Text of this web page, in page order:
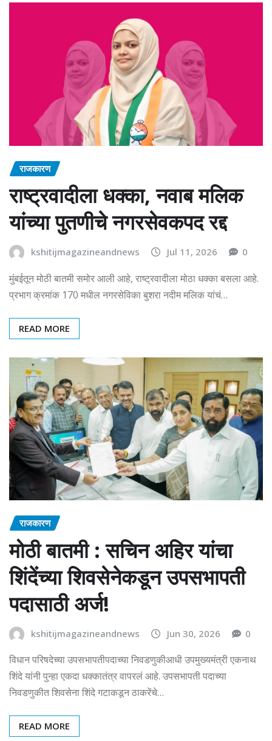
राजकारण
राष्ट्रवादीला धक्का, नवाब मलिक
यांच्या पुतणीचे नगरसेवकपद रद्द
kshitijmagazineandnews Jul 11, 2026 0
मुंबईतून मोठी बातमी समोर आली आहे, राष्ट्रवादीला मोठा धक्का बसला आहे.
प्रभाग क्रमांक 170 मधील नगरसेविका बुशरा नदीम मलिक यांचं…
READ MORE
राजकारण
मोठी बातमी : सचिन अहिर यांचा
शिंदेंच्या शिवसेनेकडून उपसभापती
पदासाठी अर्ज!
kshitijmagazineandnews Jun 30, 2026 0
विधान परिषदेच्या उपसभापतीपदाच्या निवडणुकीआधी उपमुख्यमंत्री एकनाथ
शिंदे यांनी पुन्हा एकदा धक्कातंत्र वापरलं आहे. उपसभापती पदाच्या
निवडणुकीत शिवसेना शिंदे गटाकडून ठाकरेंचे…
READ MORE